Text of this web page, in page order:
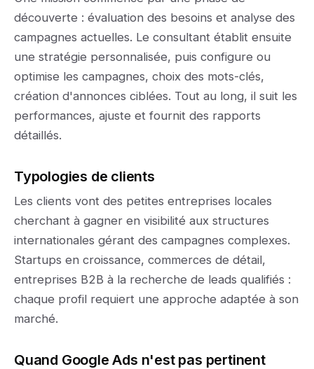
découverte : évaluation des besoins et analyse des
campagnes actuelles. Le consultant établit ensuite
une stratégie personnalisée, puis configure ou
optimise les campagnes, choix des mots-clés,
création d'annonces ciblées. Tout au long, il suit les
performances, ajuste et fournit des rapports
détaillés.
Typologies de clients
Les clients vont des petites entreprises locales
cherchant à gagner en visibilité aux structures
internationales gérant des campagnes complexes.
Startups en croissance, commerces de détail,
entreprises B2B à la recherche de leads qualifiés :
chaque profil requiert une approche adaptée à son
marché.
Quand Google Ads n'est pas pertinent